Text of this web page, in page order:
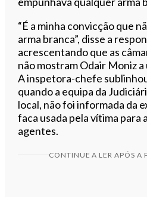
“É a minha convicção que
arma branca”, disse a
acrescentando que as
não mostram Odair Moniz
A inspetora-chefe
quando a equipa da
local, não foi informada da
faca usada pela vítima para
agentes.
CONTINUE A LER APÓS A